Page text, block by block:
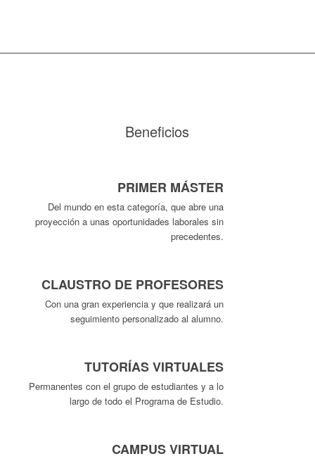
Beneficios
PRIMER MÁSTER
Del mundo en esta categoría, que abre una
proyección a unas oportunidades laborales sin
precedentes.
CLAUSTRO DE PROFESORES
Con una gran experiencia y que realizará un
seguimiento personalizado al alumno.
TUTORÍAS VIRTUALES
Permanentes con el grupo de estudiantes y a lo
largo de todo el Programa de Estudio.
CAMPUS VIRTUAL